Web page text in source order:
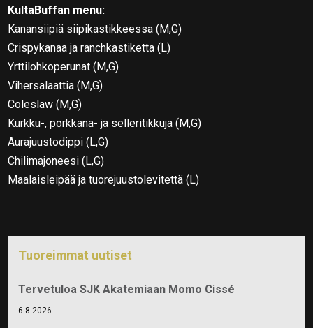
KultaBuffan menu:
Kanansiipiä siipikastikkeessa (M,G)
Crispykanaa ja ranchkastiketta (L)
Yrttilohkoperunat (M,G)
Vihersalaattia (M,G)
Coleslaw (M,G)
Kurkku-, porkkana- ja selleritikkuja (M,G)
Aurajuustodippi (L,G)
Chilimajoneesi (L,G)
Maalaisleipää ja tuorejuustolevitettä (L)
Tuoreimmat uutiset
Tervetuloa SJK Akatemiaan Momo Cissé
6.8.2026